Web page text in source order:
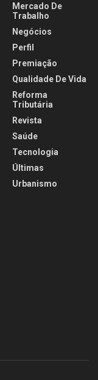
Mercado De
Trabalho
Negócios
Perfil
Premiação
Qualidade De Vida
Reforma
Tributária
Revista
Saúde
Tecnologia
Últimas
Urbanismo